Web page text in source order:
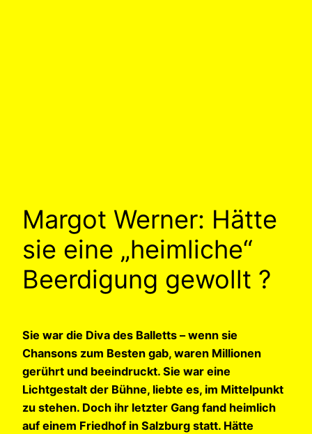
Margot Werner: Hätte
sie eine „heimliche“
Beerdigung gewollt ?
Sie war die Diva des Balletts – wenn sie
Chansons zum Besten gab, waren Millionen
gerührt und beeindruckt. Sie war eine
Lichtgestalt der Bühne, liebte es, im Mittelpunkt
zu stehen. Doch ihr letzter Gang fand heimlich
auf einem Friedhof in Salzburg statt. Hätte